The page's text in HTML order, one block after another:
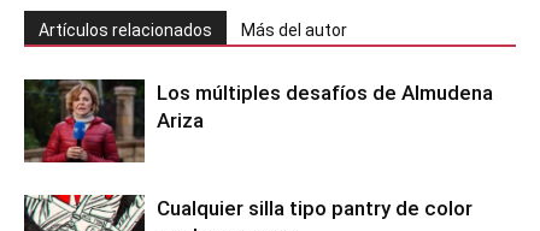
Artículos relacionados Más del autor
Los múltiples desafíos de Almudena
Ariza
Cualquier silla tipo pantry de color